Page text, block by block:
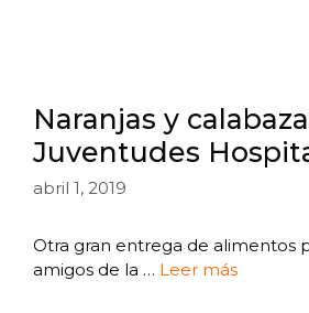
Naranjas y
Juventudes
abril 1, 2019
Otra gran entrega de alimentos
amigos de la … Leer más